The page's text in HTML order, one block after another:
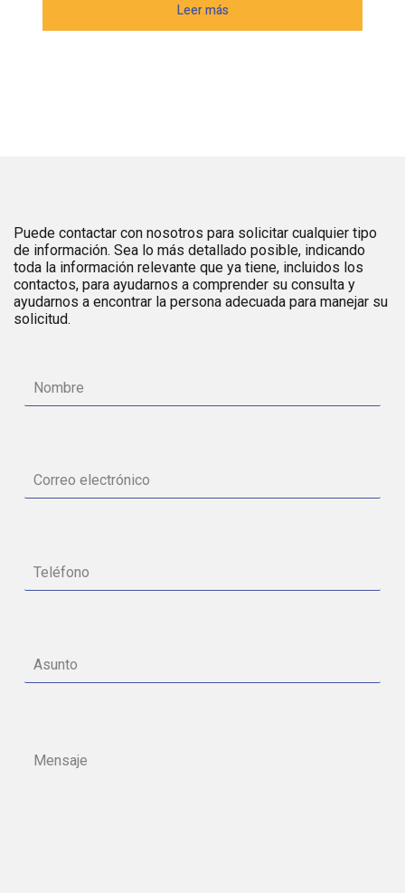
Leer más
Puede contactar con nosotros para solicitar cualquier tipo
de información. Sea lo más detallado posible, indicando
toda la información relevante que ya tiene, incluidos los
contactos, para ayudarnos a comprender su consulta y
ayudarnos a encontrar la persona adecuada para manejar su
solicitud.